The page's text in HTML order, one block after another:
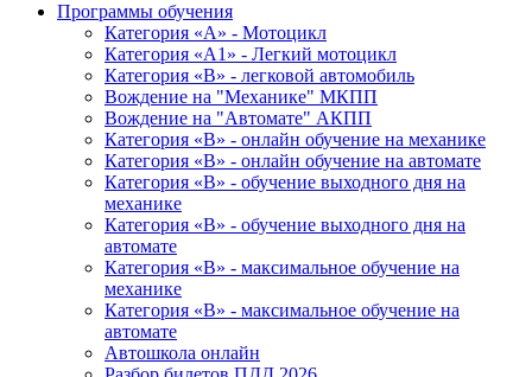
Программы обучения
Категория «А» - Мотоцикл
Категория «A1» - Легкий мотоцикл
Категория «B» - легковой автомобиль
Вождение на "Механике" МКПП
Вождение на "Автомате" АКПП
Категория «B» - онлайн обучение на механике
Категория «B» - онлайн обучение на автомате
Категория «B» - обучение выходного дня на
механике
Категория «B» - обучение выходного дня на
автомате
Категория «B» - максимальное обучение на
механике
Категория «B» - максимальное обучение на
автомате
Автошкола онлайн